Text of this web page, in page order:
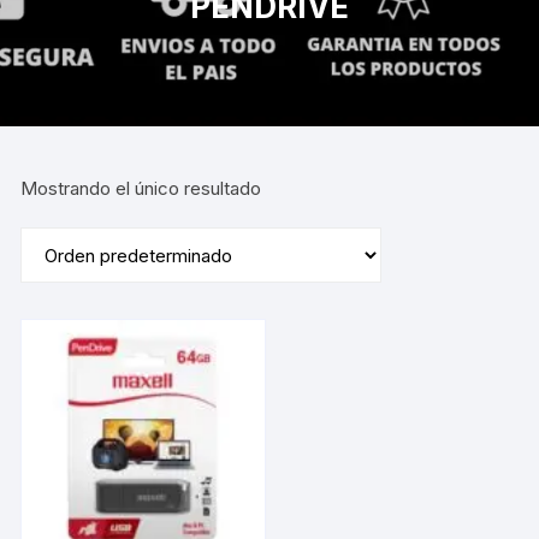
Mostrando el único resultado